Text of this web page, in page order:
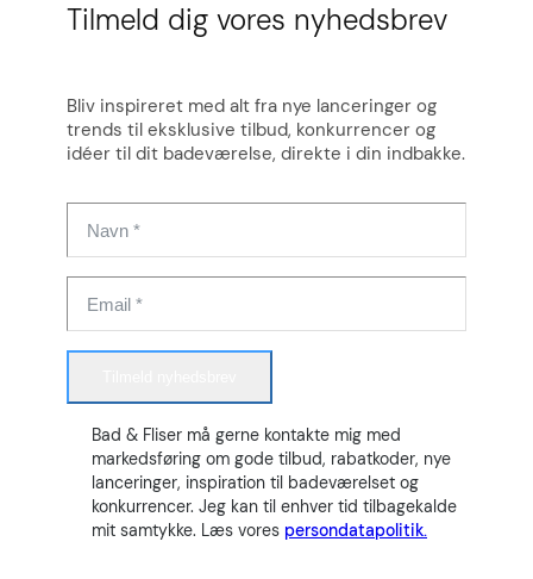
Tilmeld dig vores nyhedsbrev
Bliv inspireret med alt fra nye lanceringer og
trends til eksklusive tilbud, konkurrencer og
idéer til dit badeværelse, direkte i din indbakke.
Bad & Fliser må gerne kontakte mig med
markedsføring om gode tilbud, rabatkoder, nye
lanceringer, inspiration til badeværelset og
konkurrencer. Jeg kan til enhver tid tilbagekalde
mit samtykke. Læs vores persondatapolitik.